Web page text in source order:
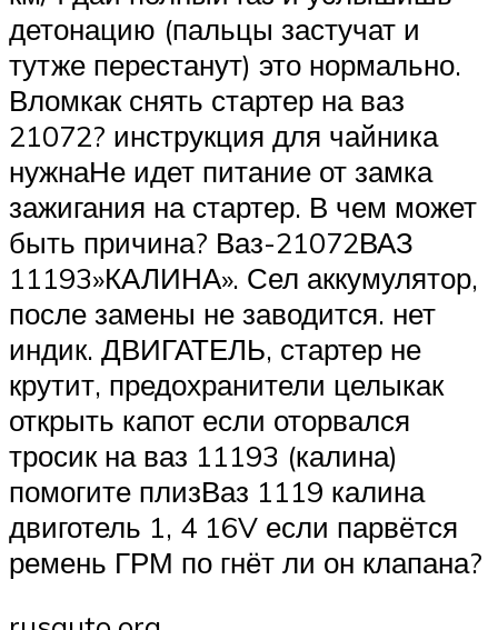
детонацию (пальцы застучат и
тутже перестанут) это нормально.
Вломкак снять стартер на ваз
21072? инструкция для чайника
нужнаНе идет питание от замка
зажигания на стартер. В чем может
быть причина? Ваз-21072ВАЗ
11193»КАЛИНА». Сел аккумулятор,
после замены не заводится. нет
индик. ДВИГАТЕЛЬ, стартер не
крутит, предохранители целыкак
открыть капот если оторвался
тросик на ваз 11193 (калина)
помогите плизВаз 1119 калина
двиготель 1, 4 16V если парвётся
ремень ГРМ по гнёт ли он клапана?